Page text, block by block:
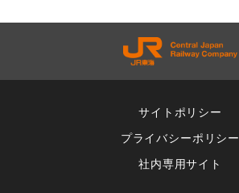
サイトポリシー
プライバシーポリシー
社内専用サイト